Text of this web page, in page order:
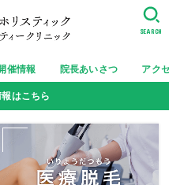
催情報 院長あいさつ アク
SEARCH
はこちら